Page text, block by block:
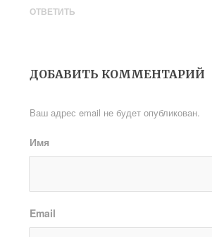
ОТВЕТИТЬ
ДОБАВИТЬ КОММЕНТАРИЙ
Ваш адрес email не будет опубликован.
Имя
Email